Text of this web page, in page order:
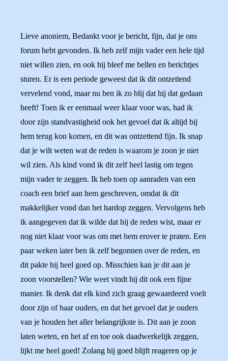
Lieve anoniem, Bedankt voor je bericht, fijn, dat je ons
forum hebt gevonden. Ik heb zelf mijn vader een hele tijd
niet willen zien, en ook hij bleef me bellen en berichtjes
sturen. Er is een periode geweest dat ik dit ontzettend
vervelend vond, maar nu ben ik zo blij dat hij dat gedaan
heeft! Toen ik er eenmaal weer klaar voor was, had ik
door zijn standvastigheid ook het gevoel dat ik altijd bij
hem terug kon komen, en dit was ontzettend fijn. Ik snap
dat je wilt weten wat de reden is waarom je zoon je niet
wil zien. Als kind vond ik dit zelf heel lastig om tegen
mijn vader te zeggen. Ik heb toen op aanraden van een
coach een brief aan hem geschreven, omdat ik dit
makkelijker vond dan het hardop zeggen. Vervolgens heb
ik aangegeven dat ik wilde dat hij de reden wist, maar er
nog niet klaar voor was om met hem erover te praten. Een
paar weken later ben ik zelf begonnen over de reden, en
dit pakte hij heel goed op. Misschien kan je dit aan je
zoon voorstellen? Wie weet vindt hij dit ook een fijne
manier. Ik denk dat elk kind zich graag gewaardeerd voelt
door zijn of haar ouders, en dat het gevoel dat je ouders
van je houden het aller belangrijkste is. Dit aan je zoon
laten weten, en het af en toe ook daadwerkelijk zeggen,
lijkt me heel goed! Zolang hij goed blijft reageren op je